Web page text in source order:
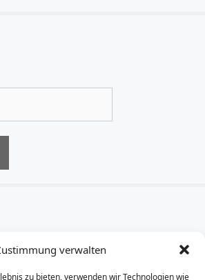
verwalten
zu bieten, verwenden wir Technologien wie